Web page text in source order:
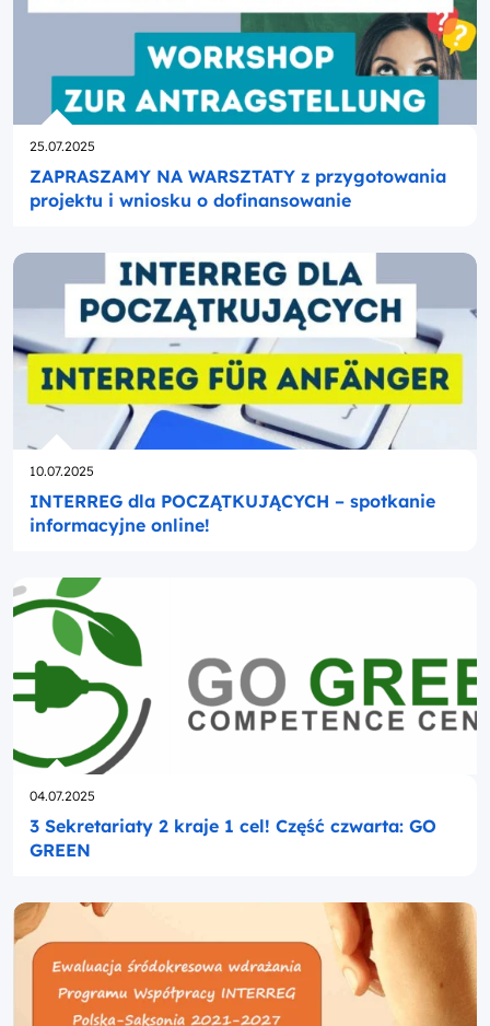
Opublikowano
25.07.2025
ZAPRASZAMY NA WARSZTATY z przygotowania
projektu i wniosku o dofinansowanie
Opublikowano
10.07.2025
INTERREG dla POCZĄTKUJĄCYCH – spotkanie
informacyjne online!
Opublikowano
04.07.2025
3 Sekretariaty 2 kraje 1 cel! Część czwarta: GO
GREEN